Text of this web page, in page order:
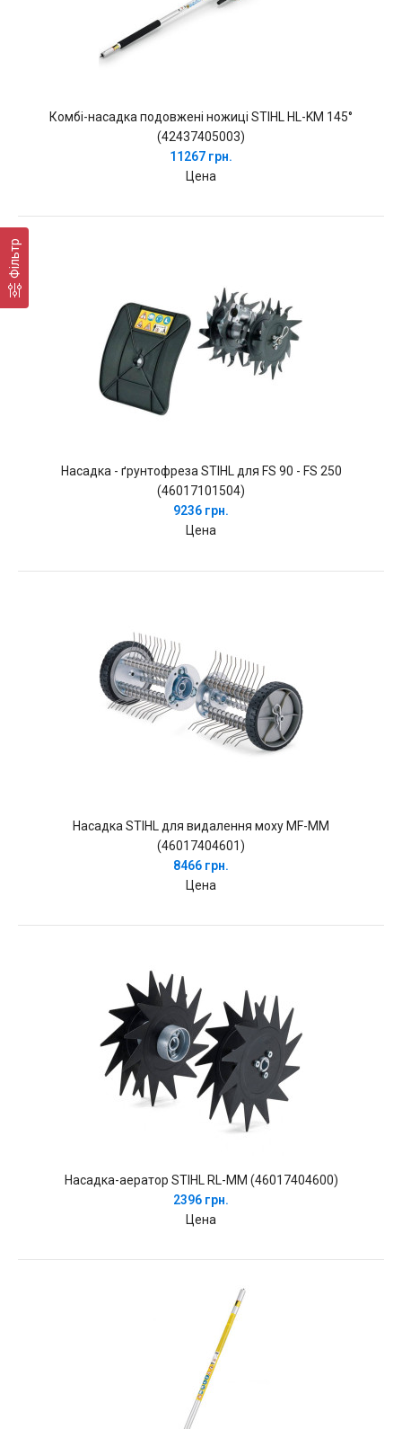
Фільтр
Комбі-насадка подовжені ножиці STIHL HL-KM 145°
(42437405003)
11267 грн.
Цена
Насадка - ґрунтофреза STIHL для FS 90 - FS 250
(46017101504)
9236 грн.
Цена
Насадка STIHL для видалення моху MF-MM
(46017404601)
8466 грн.
Цена
Насадка-аератор STIHL RL-MM (46017404600)
2396 грн.
Цена